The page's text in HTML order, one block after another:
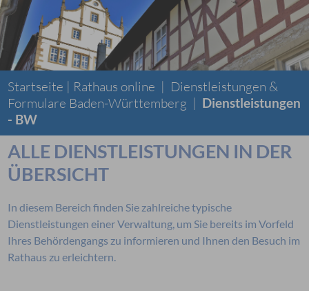
Startseite | Rathaus online | Dienstleistungen &
Formulare Baden-Württemberg | Dienstleistungen
- BW
ALLE DIENSTLEISTUNGEN IN DER
ÜBERSICHT
In diesem Bereich finden Sie zahlreiche typische
Dienstleistungen einer Verwaltung, um Sie bereits im Vorfeld
Ihres Behördengangs zu informieren und Ihnen den Besuch im
Rathaus zu erleichtern.